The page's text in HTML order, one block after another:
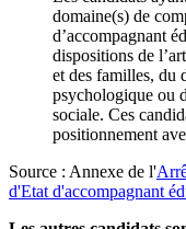
domaine(s) de
d’accompagnant
dispositions de
et des familles, du
psychologique ou
sociale. Ces
positionnement
Source : Annexe de l'
d'Etat d'accompagnant